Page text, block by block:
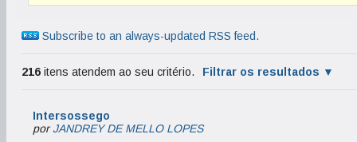
Subscribe to an always-updated RSS feed.
216itens atendem ao seu critério. Filtrar os resultados
Intersossego
porJANDREY DE MELLO LOPES